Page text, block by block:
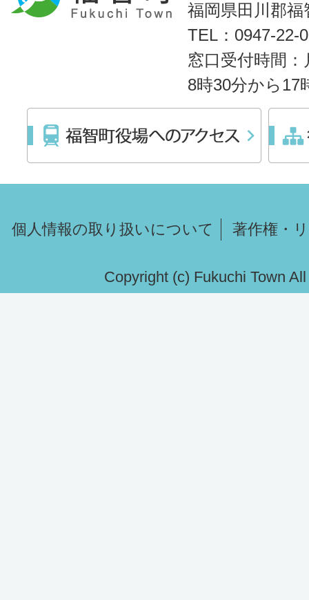
福岡県田川郡福
TEL：0947-22-
窓口受付時間
8時30分から17
個人情報の取り扱いについて 著作権・
Copyright (c) Fukuchi Town